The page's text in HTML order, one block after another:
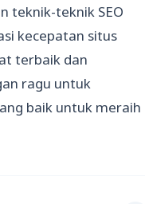
teknik-teknik SEO
kecepatan situs
terbaik dan
ragu untuk
baik untuk meraih